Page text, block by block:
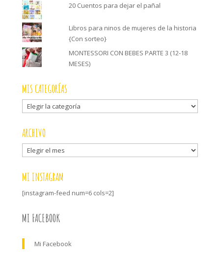
20 Cuentos para dejar el pañal
Libros para ninos de mujeres de la historia
{Con sorteo}
MONTESSORI CON BEBES PARTE 3 (12-18
MESES)
MIS CATEGORÍAS
Mis
categorías
ARCHIVO
Archivo
MI INSTAGRAM
[instagram-feed num=6 cols=2]
MI FACEBOOK
Mi Facebook